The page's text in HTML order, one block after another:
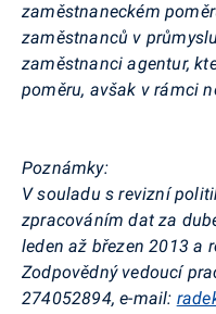
zaměstnaneckém
zaměstnanců v
zaměstnanci agentur,
poměru, avšak v rámci
Poznámky:
V souladu s revizní
zpracováním dat za
leden až březen 2013 a
Zodpovědný vedoucí
274052894, e-mail: